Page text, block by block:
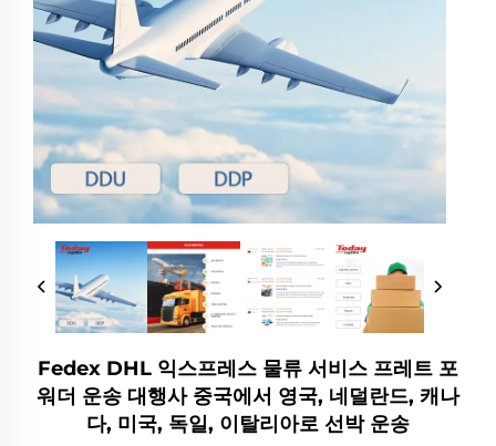
Fedex DHL 익스프레스 물류 서비스 프레트 포
워더 운송 대행사 중국에서 영국, 네덜란드, 캐나
다, 미국, 독일, 이탈리아로 선박 운송